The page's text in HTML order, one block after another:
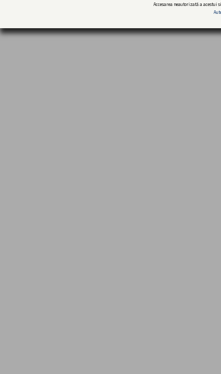
Accesarea neautorizată a acestui